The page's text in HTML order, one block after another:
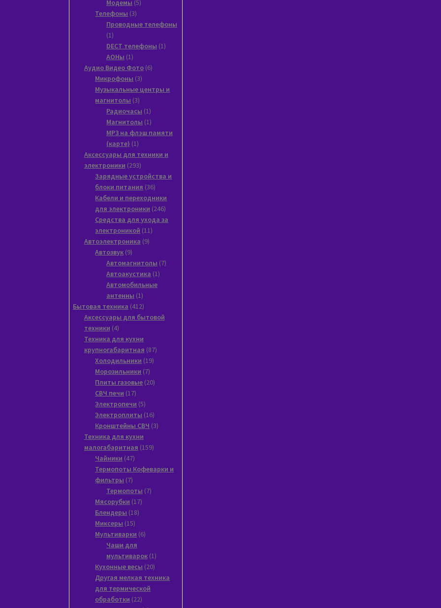
Модемы 55
Телефоны 33
товара
Проводные телефоны
11
товар
DECT телефоны 11
АОНы 11
товар
Аудио Видео Фото 66
Микрофоны 33
товара
Музыкальные центры и
магнитолы 33
товара
Радиочасы 11
товар
Магнитолы 11
товар
MP3 на флэш памяти
(карте) 11
товар
Аксессуары для техники и
электроники 293293
товара
Зарядные устройства и
блоки питания 3636
товаров
Кабели и переходники
для электроники 246246
товаров
Средства для ухода за
электроникой 1111
Автоэлектроника 99
Автозвук 99
товаров
Автомагнитолы 77
Автоакустика 11
товар
Автомобильные
антенны 11
товар
Бытовая техника 412412
товаров
Аксессуары для бытовой
техники 44
товара
Техника для кухни
крупногабаритная 8787
Xолодильники 1919
Морозильники 77
товаров
Плиты газовые 2020
СВЧ печи 1717
товаров
Электропечи 55
товаров
Электроплиты 1616
товаров
Кронштейны СВЧ 33
Техника для кухни
малогабаритная 159159
Чайники 4747
товаров
Термопоты Кофеварки и
фильтры 77
товаров
Термопоты 77
Мясорубки 1717
Блендеры 1818
Миксеры 1515
товаров
Мультиварки 66
Чаши для
мультиварок 11
товар
Кухонные весы 2020
товаров
Другая мелкая техника
для термической
обработки 2222